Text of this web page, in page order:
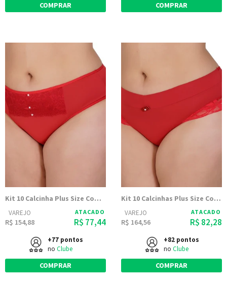
COMPRAR COMPRAR
Kit 10 Calcinha Plus Size Com Renda Jane - Dily Modas
VAREJO
R$ 154,88
ATACADO
R$ 77,44
+77 pontos
no Clube
COMPRAR
Kit 10 Calcinhas Plus Size Com Renda Na Latera Sheila - Dily Modas
VAREJO
R$ 164,56
ATACADO
R$ 82,28
+82 pontos
no Clube
COMPRAR